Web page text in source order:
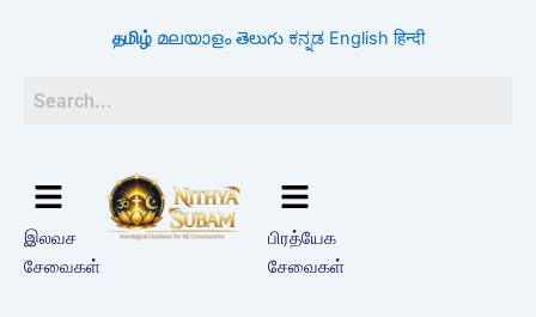
தமிழ் മലയാളം తెలుగు ಕನ್ನಡ English हिन्दी
இலவச
சேவைகள்
பிரத்யேக
சேவைகள்